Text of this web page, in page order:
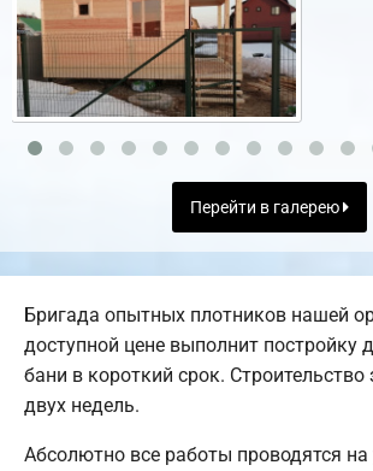
Перейти в галерею
Бригада опытных плотников нашей
доступной цене выполнит постройку
бани в короткий срок. Строительство
двух недель.
Абсолютно все работы проводятся на